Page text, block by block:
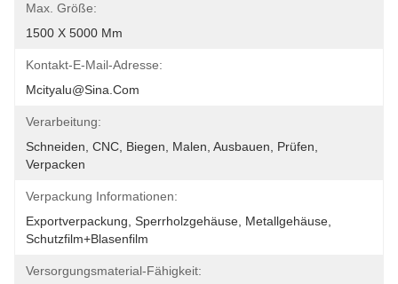
Max. Größe:
1500 X 5000 Mm
Kontakt-E-Mail-Adresse:
Mcityalu@sina.com
Verarbeitung:
Schneiden, CNC, Biegen, Malen, Ausbauen, Prüfen,
Verpacken
Verpackung Informationen:
Exportverpackung, Sperrholzgehäuse, Metallgehäuse,
Schutzfilm+Blasenfilm
Versorgungsmaterial-Fähigkeit: